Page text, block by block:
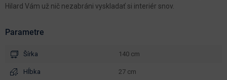
Hilard Vám už nič nezabráni vyskladať si interiér snov.
Parametre
Šírka 140 cm
Hĺbka 27 cm